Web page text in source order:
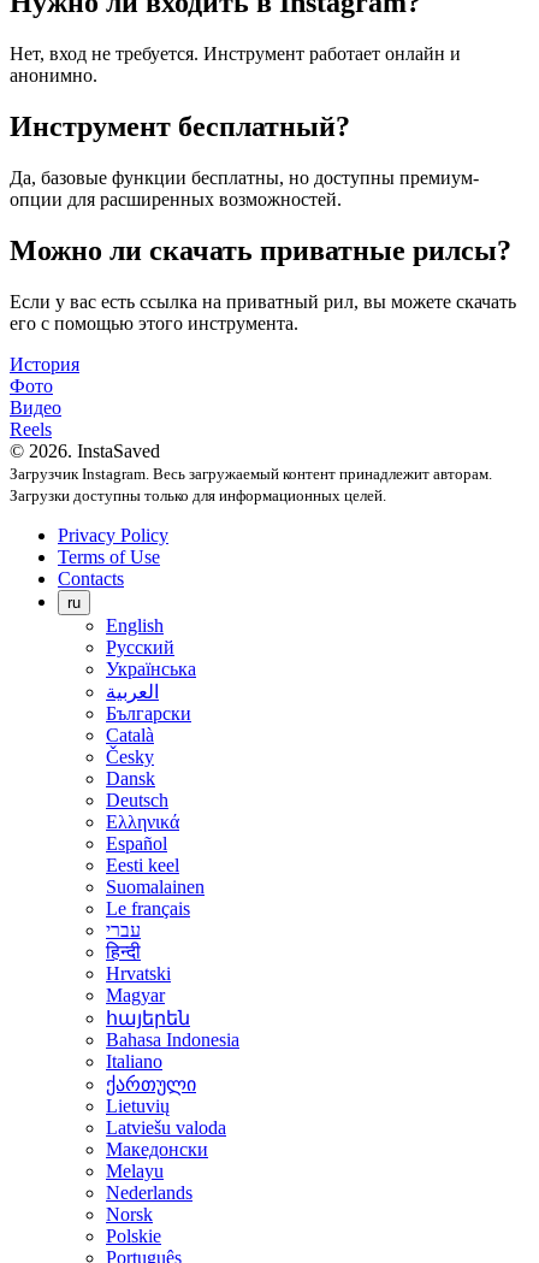
Нет, вход не требуется. Инструмент работает онлайн и
анонимно.
Инструмент бесплатный?
Да, базовые функции бесплатны, но доступны премиум-
опции для расширенных возможностей.
Можно ли скачать приватные рилсы?
Если у вас есть ссылка на приватный рил, вы можете скачать
его с помощью этого инструмента.
История
Фото
Видео
Reels
© 2026. InstaSaved
Загрузчик Instagram. Весь загружаемый контент принадлежит авторам.
Загрузки доступны только для информационных целей.
Privacy Policy
Terms of Use
Contacts
ru
English
Русский
Українська
العربية
Български
Català
Česky
Dansk
Deutsch
Ελληνικά
Español
Eesti keel
Suomalainen
Le français
עברי
हिन्दी
Hrvatski
Magyar
հայերեն
Bahasa Indonesia
Italiano
ქართული
Lietuvių
Latviešu valoda
Македонски
Melayu
Nederlands
Norsk
Polskie
Português